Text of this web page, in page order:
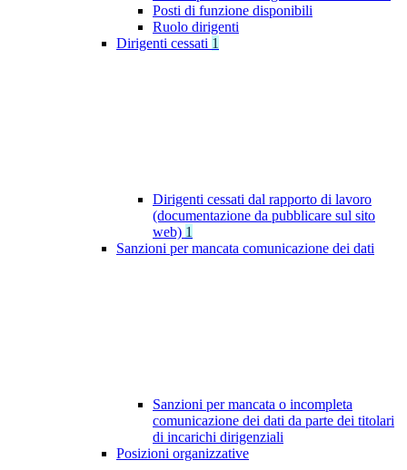
Posti di funzione disponibili
Ruolo dirigenti
Dirigenti cessati 1
Dirigenti cessati dal rapporto di lavoro
(documentazione da pubblicare sul sito
web) 1
Sanzioni per mancata comunicazione dei dati
Sanzioni per mancata o incompleta
comunicazione dei dati da parte dei titolari
di incarichi dirigenziali
Posizioni organizzative